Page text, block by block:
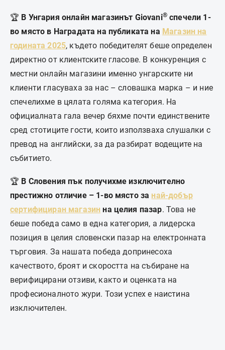
🏆 В Унгария онлайн магазинът Giovani®спечели 1-
во място в Наградата на публиката на Магазин на
годината 2025, където победителят беше определен
директно от клиентските гласове. В конкуренция с
местни онлайн магазини именно унгарските ни
клиенти гласуваха за нас – словашка марка – и ние
спечелихме в цялата голяма категория. На
официалната гала вечер бяхме почти единствените
сред стотиците гости, които използваха слушалки с
превод на английски, за да разбират водещите на
събитието.
🏆 В Словения пък получихме изключително
престижно отличие – 1-во място за най-добър
сертифициран магазин на целия пазар. Това не
беше победа само в една категория, а лидерска
позиция в целия словенски пазар на електронната
търговия. За нашата победа допринесоха
качеството, броят и скоростта на събиране на
верифицирани отзиви, както и оценката на
професионалното жури. Този успех е наистина
изключителен.